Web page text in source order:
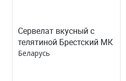
Сервелат вкусный с
телятиной Брестский МК
Беларусь